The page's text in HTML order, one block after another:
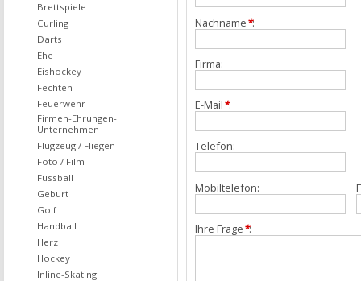
Nachname*:
Firma:
E-Mail*:
Telefon:
Mobiltelefon:
Ihre Frage*:
Brettspiele
Curling
Darts
Ehe
Eishockey
Fechten
Feuerwehr
Firmen-Ehrungen-
Unternehmen
Flugzeug / Fliegen
Foto / Film
Fussball
Geburt
Golf
Handball
Herz
Hockey
Inline-Skating